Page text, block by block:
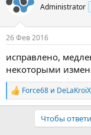
Administrator
26 Фев 2016
исправлено,
некоторыми
Р
е
Force68 и DeLaKroiX
Чтобы